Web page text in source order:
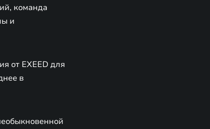
команда
и
от EXEED для
в